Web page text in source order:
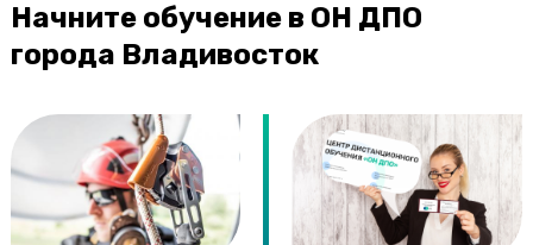
Начните обучение в ОН ДПО
города Владивосток